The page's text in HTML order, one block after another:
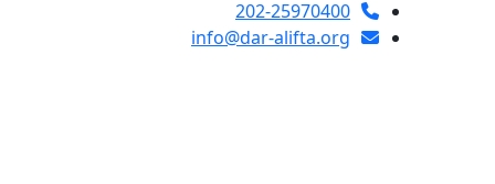
202-25970400
info@dar-alifta.org